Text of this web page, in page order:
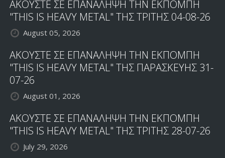
ΑΚΟΥΣΤΕ ΣΕ ΕΠΑΝΑΛΗΨΗ ΤΗΝ ΕΚΠΟΜΠΗ
"THIS IS HEAVY METAL" ΤΗΣ ΤΡΙΤΗΣ 04-08-26
August 05, 2026
ΑΚΟΥΣΤΕ ΣΕ ΕΠΑΝΑΛΗΨΗ ΤΗΝ ΕΚΠΟΜΠΗ
"THIS IS HEAVY METAL" ΤΗΣ ΠΑΡΑΣΚΕΥΗΣ 31-
07-26
August 01, 2026
ΑΚΟΥΣΤΕ ΣΕ ΕΠΑΝΑΛΗΨΗ ΤΗΝ ΕΚΠΟΜΠΗ
"THIS IS HEAVY METAL" ΤΗΣ ΤΡΙΤΗΣ 28-07-26
July 29, 2026